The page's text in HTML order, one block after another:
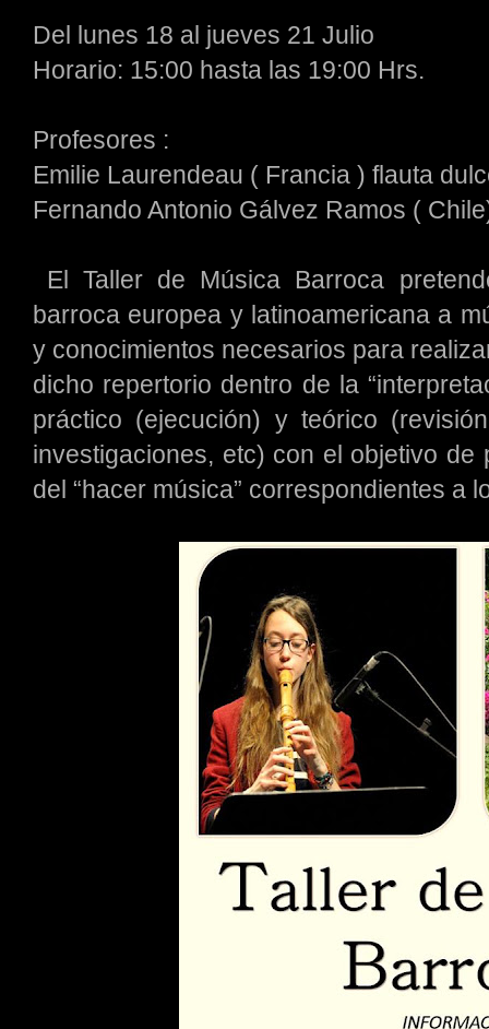
Del lunes 18 al jueves 21 Julio
Horario: 15:00 hasta las 19:00 Hrs.
Profesores :
Emilie Laurendeau ( Francia ) flauta
Fernando Antonio Gálvez Ramos (
El Taller de Música Barroca
barroca europea y latinoamericana a
y conocimientos necesarios para
dicho repertorio dentro de la
práctico (ejecución) y teórico
investigaciones, etc) con el objetivo
del “hacer música” correspondientes a